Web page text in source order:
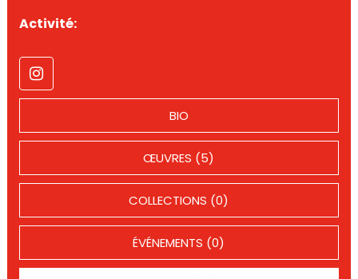
Activité:
BIO
ŒUVRES (5)
COLLECTIONS (0)
ÉVÉNEMENTS (0)